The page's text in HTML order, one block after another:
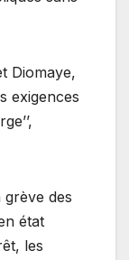
Diomaye,
exigences
des
état
les